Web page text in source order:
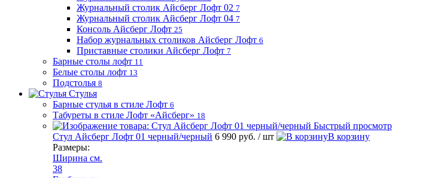
Журнальный столик Айсберг Лофт 02 7
Журнальный столик Айсберг Лофт 04 7
Консоль Айсберг Лофт 25
Набор журнальных столиков Айсберг Лофт 6
Приставные столики Айсберг Лофт 7
Барные столы лофт 11
Белые столы лофт 13
Подстолья 8
Стулья
Барные стулья в стиле Лофт 6
Табуреты в стиле Лофт «Айсберг» 18
Быстрый просмотр
Стул Айсберг Лофт 01 черный/черный 6 990 руб. / шт
В корзину
Размеры:
Ширина см.
38